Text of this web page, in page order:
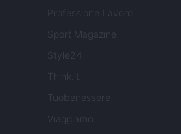
Professione Lavoro
Sport Magazine
Style24
Think.it
Tuobenessere
Viaggiamo